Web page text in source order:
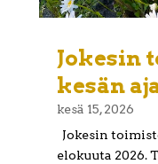
Jokesin
kesän
kesä 15, 2026
Jokesin
elokuuta 2026.